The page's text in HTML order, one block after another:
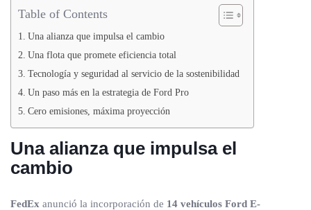
Table of Contents
Una alianza que impulsa el cambio
Una flota que promete eficiencia total
Tecnología y seguridad al servicio de la sostenibilidad
Un paso más en la estrategia de Ford Pro
Cero emisiones, máxima proyección
Una alianza que impulsa el
cambio
FedEx anunció la incorporación de 14 vehículos Ford E-